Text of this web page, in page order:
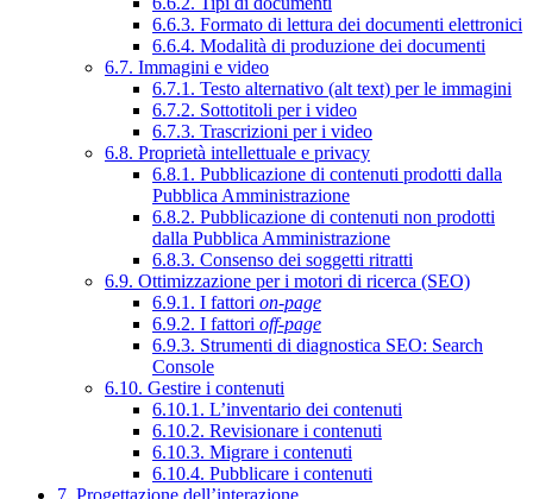
6.6.3. Formato di lettura dei documenti elettronici
6.6.4. Modalità di produzione dei documenti
6.7. Immagini e video
6.7.1. Testo alternativo (alt text) per le immagini
6.7.2. Sottotitoli per i video
6.7.3. Trascrizioni per i video
6.8. Proprietà intellettuale e privacy
6.8.1. Pubblicazione di contenuti prodotti dalla
Pubblica Amministrazione
6.8.2. Pubblicazione di contenuti non prodotti
dalla Pubblica Amministrazione
6.8.3. Consenso dei soggetti ritratti
6.9. Ottimizzazione per i motori di ricerca (SEO)
6.9.1. I fattori on-page
6.9.2. I fattori off-page
6.9.3. Strumenti di diagnostica SEO: Search
Console
6.10. Gestire i contenuti
6.10.1. L’inventario dei contenuti
6.10.2. Revisionare i contenuti
6.10.3. Migrare i contenuti
6.10.4. Pubblicare i contenuti
7. Progettazione dell’interazione